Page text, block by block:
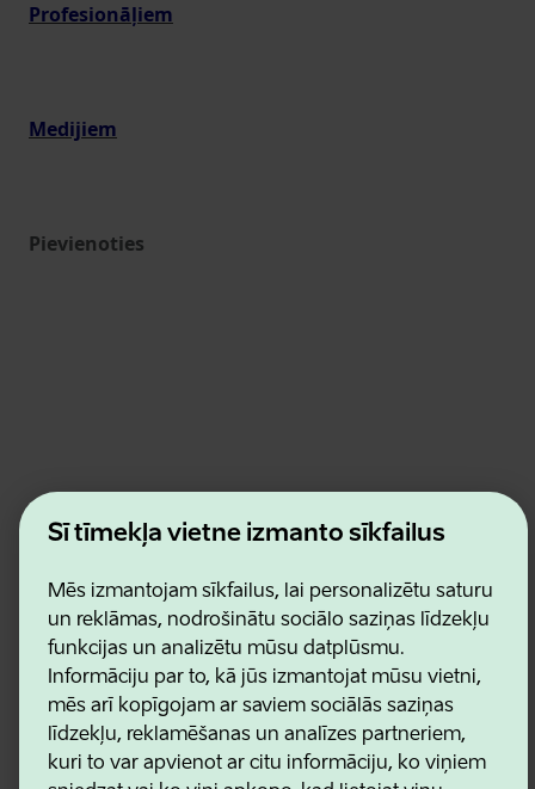
Šī tīmekļa vietne izmanto sīkfailus
Mēs izmantojam sīkfailus, lai personalizētu saturu
un reklāmas, nodrošinātu sociālo saziņas līdzekļu
funkcijas un analizētu mūsu datplūsmu.
Informāciju par to, kā jūs izmantojat mūsu vietni,
mēs arī kopīgojam ar saviem sociālās saziņas
līdzekļu, reklamēšanas un analīzes partneriem,
kuri to var apvienot ar citu informāciju, ko viņiem
Profesionāļiem
Medijiem
Pievienoties
Kontakti
Lietošanas noteikumi
Sīkdatņu un konfidencialitātes politika